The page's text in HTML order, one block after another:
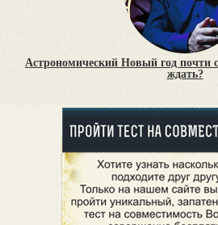
Астрономический Новый год почти
ждать?